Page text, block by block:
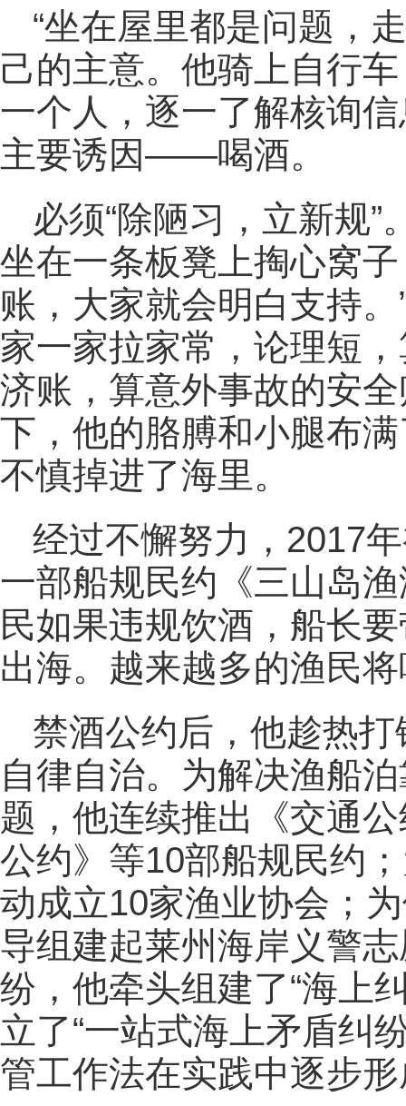
“坐在屋里都是问题，
己的主意。他骑上自行
一个人，逐一了解核询
主要诱因——喝酒。
必须“除陋习，立新规”
坐在一条板凳上掏心窝
账，大家就会明白支持
家一家拉家常，论理短
济账，算意外事故的安
下，他的胳膊和小腿布
不慎掉进了海里。
经过不懈努力，2017
一部船规民约《三山岛
民如果违规饮酒，船长
出海。越来越多的渔民
禁酒公约后，他趁热打
自律自治。为解决渔船
题，他连续推出《交通
公约》等10部船规民约
动成立10家渔业协会；
导组建起莱州海岸义警
纷，他牵头组建了“海上
立了“一站式海上矛盾
管工作法在实践中逐步